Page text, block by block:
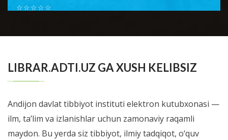
☆
☆
☆
☆
☆
LIBRAR.ADTI.UZ GA XUSH KELIBSIZ
Andijon davlat tibbiyot instituti elektron kutubxonasi —
ilm, ta’lim va izlanishlar uchun zamonaviy raqamli
maydon. Bu yerda siz tibbiyot, ilmiy tadqiqot, o‘quv